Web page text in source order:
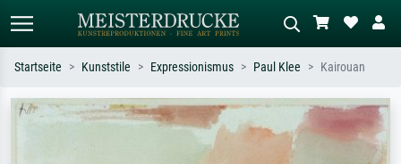
Standardsuche KI-Bildersuche
Beschreiben Sie die Szene – z.B. Grüne
Wiese, Abstrakt mit viel Rot, Dunkles
Startseite Kunststile Expressionismus Paul Klee Kairouan